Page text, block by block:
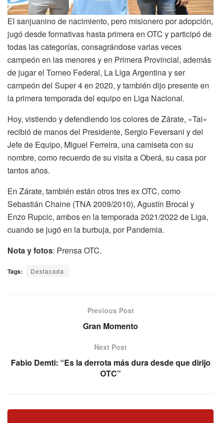
El sanjuanino de nacimiento, pero misionero por adopción,
jugó desde formativas hasta primera en OTC y participó de
todas las categorías, consagrándose varias veces
campeón en las menores y en Primera Provincial, además
de jugar el Torneo Federal, La Liga Argentina y ser
campeón del Super 4 en 2020, y también dijo presente en
la primera temporada del equipo en Liga Nacional.
Hoy, vistiendo y defendiendo los colores de Zárate, «Tai»
recibió de manos del Presidente, Sergio Feversani y del
Jefe de Equipo, Miguel Ferreira, una camiseta con su
nombre, como recuerdo de su visita a Oberá, su casa por
tantos años.
En Zárate, también están otros tres ex OTC, como
Sebastián Chaine (TNA 2009/2010), Agustín Brocal y
Enzo Rupcic, ambos en la temporada 2021/2022 de Liga,
cuando se jugó en la burbuja, por Pandemia.
Nota y fotos: Prensa OTC.
Tags: Destacada
Previous Post
Gran Momento
Next Post
Fabio Demti: “Es la derrota más dura desde que dirijo
OTC”